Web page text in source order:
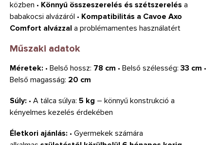
közben • Könnyű összeszerelés és szétszerelés a
babakocsi alvázáról • Kompatibilitás a Cavoe Axo
Comfort alvázzal a problémamentes használatért
Műszaki adatok
Méretek: • Belső hossz: 78 cm • Belső szélesség: 33 cm •
Belső magasság: 20 cm
Súly: • A tálca súlya: 5 kg – könnyű konstrukció a
kényelmes kezelés érdekében
Életkori ajánlás: • Gyermekek számára